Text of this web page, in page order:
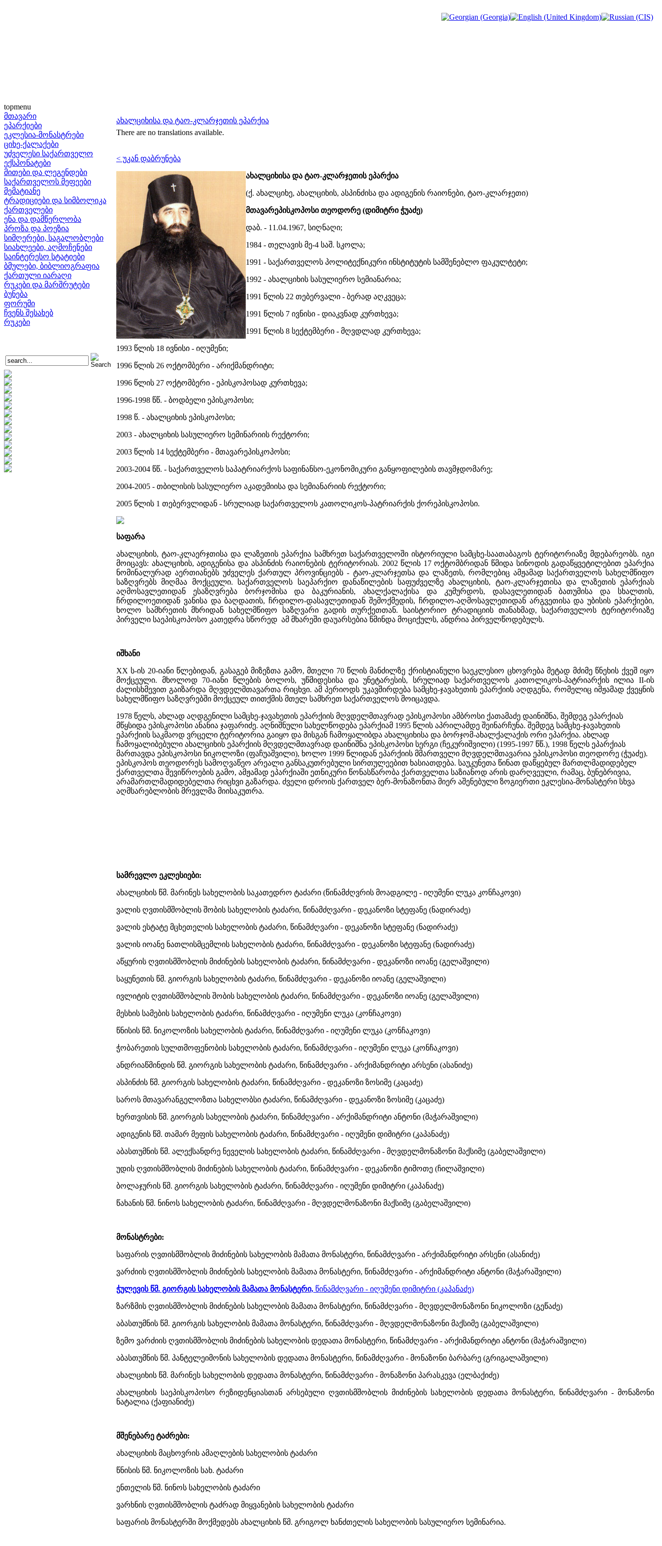
topmenu
მთავარი
ეპარქიები
ეკლესია-მონასტრები
ციხე-ქალაქები
უძველესი საქართველო
ექსპონატები
მითები და ლეგენდები
საქართველოს მეფეები
მემატიანე
ტრადიციები და სიმბოლიკა
ქართველები
ენა და დამწერლობა
პროზა და პოეზია
სიმღერები, საგალობლები
სიახლეები, აღმოჩენები
საინტერესო სტატიები
ბმულები, ბიბლიოგრაფია
ქართული იარაღი
რუკები და მარშრუტები
ბუნება
ფორუმი
ჩვენს შესახებ
რუკები
ახალციხისა და ტაო-კლარჯეთის ეპარქია
There are no translations available.
< უკან დაბრუნება
ახალციხისა და ტაო-კლარჯეთის ეპარქია
(ქ. ახალციხე, ახალციხის, ასპინძისა და ადიგენის რაიონები, ტაო-კლარჯეთი)
მთავარეპისკოპოსი თეოდორე (დიმიტრი ჭუაძე)
დაბ. - 11.04.1967, სიღნაღი;
1984 - თელავის მე-4 საშ. სკოლა;
1991 - საქართველოს პოლიტექნიკური ინსტიტუტის სამშენებლო ფაკულტეტი;
1992 - ახალციხის სასულიერო სემიანარია;
1991 წლის 22 თებერვალი - ბერად აღკვეცა;
1991 წლის 7 ივნისი - დიაკვნად კურთხევა;
1991 წლის 8 სექტემბერი - მღვდლად კურთხევა;
1993 წლის 18 ივნისი - იღუმენი;
1996 წლის 26 ოქტომბერი - არიქმანდრიტი;
1996 წლის 27 ოქტომბერი - ეპისკოპოსად კურთხევა;
1996-1998 წწ. - ბოდბელი ეპისკოპოსი;
1998 წ. - ახალციხის ეპისკოპოსი;
2003 - ახალციხის სასულიერო სემინარიის რექტორი;
2003 წლის 14 სექტემბერი - მთავარეპისკოპოსი;
2003-2004 წწ. - საქართველოს საპატრიარქოს საფინანსო-ეკონომიკური განყოფილების თავმჯდომარე;
2004-2005 - თბილისის სასულიერო აკადემიისა და სემიანარიის რექტორი;
2005 წლის 1 თებერვლიდან - სრულიად საქართველოს კათოლიკოს-პატრიარქის ქორეპისკოპოსი.
საფარა
ახალციხის, ტაო-კლაერჯთისა და ლაზეთის ეპარქია სამხრეთ საქართველოში ისტორიული სამცხე-საათაბაგოს ტერიტორიაზე მდებარეობს. იგი
მოიცავს: ახალციხის, ადიგენისა და ასპინძის რაიონების ტერიტორიას. 2002 წლის 17 ოქტომბრიდან წმიდა სინოდის გადაწყვეტილებით ეპარქია
ნომინალურად აერთიანებს უძველეს ქართულ პროვინციებს - ტაო-კლარჯეთსა და ლაზეთს, რომლებიც ამჟამად საქართველოს სახელმწიფო
საზღვრებს მიღმაა მოქცეული. საქართველოს საეპარქიო დანაწილების საფუძველზე ახალციხის, ტაო-კლარჯეთისა და ლაზეთის ეპარქიას
აღმოსავლეთიდან ესაზღვრება ბორჯომისა და ბაკურიანის, ახალქალაქისა და კუმურდოს, დასავლეთიდან ბათუმისა და სხალთის,
ჩრდილოეთიდან ვანისა და ბაღდათის, ჩრდილო-დასავლეთიდან შემოქმედის, ჩრდილო-აღმოსავლეთიდან არგვეთისა და უბისის ეპარქიები,
ხოლო სამხრეთის მხრიდან სახელმწიფო საზღვარი გადის თურქეთთან. საისტორიო ტრადიციის თანახმად, საქართველოს ტერიტორიაზე
პირველი საეპისკოპოსო კათედრა სწორედ ამ მხარეში დაუარსებია წმინდა მოციქულს, ანდრია პირველწოდებულს.
იშხანი
XX ს-ის 20-იანი წლებიდან, გასაგებ მიზეზთა გამო, მთელი 70 წლის მანძილზე ქრისტიანული საეკლესიო ცხოვრება მეტად მძიმე წნეხის ქვეშ იყო
მოქცეული. მხოლოდ 70-იანი წლების ბოლოს, უწმიდესისა და უნეტარესის, სრულიად საქართველოს კათოლიკოს-პატრიარქის ილია II-ის
ძალისხმევით გაიზარდა მღვდელმთავართა რიცხვი. ამ პერიოდს უკავშირდება სამცხე-ჯავახეთის ეპარქიის აღდგენა, რომელიც იმჟამად ქვეყნის
სახელმწიფო საზღვრებში მოქცეულ თითქმის მთელ სამხრეთ საქართველოს მოიცავდა.
1978 წელს, ახლად აღდგენილი სამცხე-ჯავახეთის ეპარქიის მღვდელმთავრად ეპისკოპოსი ამბროსი ქათამაძე დაინიშნა, შემდეგ ეპარქიას
მწყსიდა ეპისკოპოსი ანანია ჯაფარიძე. აღნიშნული სახელწოდება ეპარქიამ 1995 წლის აპრილამდე შეინარჩუნა. შემდეგ სამცხე-ჯავახეთის
ეპარქიის საკმაოდ ვრცელი ტერიტორია გაიყო და მისგან ჩამოყალიბდა ახალციხისა და ბორჯომ-ახალქალაქის ორი ეპარქია. ახლად
ჩამოყალიბებული ახალციხის ეპარქიის მღვდელმთავრად დაინიშნა ეპისკოპოსი სერგი (ჩეკურიშვილი) (1995-1997 წწ.), 1998 წელს ეპარქიას
მართავდა ეპისკოპოსი ნიკოლოზი (ფაჩუაშვილი), ხოლო 1999 წლიდან ეპარქიის მმართველი მღვდელმთავარია ეპისკოპოსი თეოდორე (ჭუაძე).
ეპისკოპოს თეოდორეს სამოღვაწეო არეალი განსაკუთრებული სირთულეებით ხასიათდება. საუკუნეთა წინათ დაწყებულ მართლმადიდებელ
ქართველთა შევიწროების გამო, ამჟამად ეპარქიაში ეთნიკური წონასწარობა ქართველთა საზიანოდ არის დარღვეული, რამაც, ბუნებრივია,
არამართლმადიდებელთა რიცხვი გაზარდა. ძველი დროის ქართველ ბერ-მონაზონთა მიერ აშენებული ზოგიერთი ეკლესია-მონასტერი სხვა
აღმსარებლობის მრევლმა მიისაკუთრა.
სამრევლო ეკლესიები:
ახალციხის წმ. მარინეს სახელობის საკათედრო ტაძარი (წინამძღვრის მოადგილე - იღუმენი ლუკა კონჩაკოვი)
ვალის ღვთისმშობლის შობის სახელობის ტაძარი, წინამძღვარი - დეკანოზი სტეფანე (ნადირაძე)
ვალის ესტატე მცხეთელის სახელობის ტაძარი, წინამძღვარი - დეკანოზი სტეფანე (ნადირაძე)
ვალის იოანე ნათლისმცემლის სახელობის ტაძარი, წინამძღვარი - დეკანოზი სტეფანე (ნადირაძე)
აწყურის ღვთისმშობლის მიძინების სახელობის ტაძარი, წინამძღვარი - დეკანოზი იოანე (გელაშვილი)
საყუნეთის წმ. გიორგის სახელობის ტაძარი, წინამძღვარი - დეკანოზი იოანე (გელაშვილი)
ივლიტის ღვთისმშობლის შობის სახელობის ტაძარი, წინამძღვარი - დეკანოზი იოანე (გელაშვილი)
მესხის სამების სახელობის ტაძარი, წინამძღვარი - იღუმენი ლუკა (კონჩაკოვი)
წნისის წმ. ნიკოლოზის სახელობის ტაძარი, წინამძღვარი - იღუმენი ლუკა (კონჩაკოვი)
ჭობარეთის სულთმოფენობის სახელობის ტაძარი, წინამძღვარი - იღუმენი ლუკა (კონჩაკოვი)
ანდრიაწმინდის წმ. გიორგის სახელობის ტაძარი, წინამძღვარი - არქიმანდრიტი არსენი (ასანიძე)
ასპინძის წმ. გიორგის სახელობის ტაძარი, წინამძღვარი - დეკანოზი ზოსიმე (კაცაძე)
საროს მთავარანგელოზთა სახელობსი ტაძარი, წინამძღვარი - დეკანოზი ზოსიმე (კაცაძე)
ხერთვისის წმ. გიორგის სახელობის ტაძარი, წინამძღვარი - არქიმანდრიტი ანტონი (მაჭარაშვილი)
ადიგენის წმ. თამარ მეფის სახელობის ტაძარი, წინამძღვარი - იღუმენი დიმიტრი (კაპანაძე)
აბასთუმნის წმ. ალექსანდრე ნეველის სახელობის ტაძარი, წინამძღვარი - მღვდელმონაზონი მაქსიმე (გაბელაშვილი)
უდის ღვთისმშობლის მიძინების სახელობის ტაძარი, წინამძღვარი - დეკანოზი ტიმოთე (ჩილაშვილი)
ბოლაჯურის წმ. გიორგის სახელობის ტაძარი, წინამძღვარი - იღუმენი დიმიტრი (კაპანაძე)
წახანის წმ. ნინოს სახელობის ტაძარი, წინამძღვარი - მღვდელმონაზონი მაქსიმე (გაბელაშვილი)
მონასტრები:
საფარის ღვთისმშობლის მიძინების სახელობის მამათა მონასტერი, წინამძღვარი - არქიმანდრიტი არსენი (ასანიძე)
ვარძიის ღვთისმშობლის მიძინების სახელობის მამათა მონასტერი, წინამძღვარი - არქიმანდრიტი ანტონი (მაჭარაშვილი)
ჭულევის წმ. გიორგის სახელობის მამათა მონასტერი, წინამძღვარი - იღუმენი დიმიტრი (კაპანაძე)
ზარზმის ღვთისმშობლის მიძინების სახელობის მამათა მონასტერი, წინამძღვარი - მღვდელმონაზონი ნიკოლოზი (გეწაძე)
აბასთუმნის წმ. გიორგის სახელობის მამათა მონასტერი, წინამძღვარი - მღვდელმონაზონი მაქსიმე (გაბელაშვილი)
ზემო ვარძიის ღვთისმშობლის მიძინების სახელობის დედათა მონასტერი, წინამძღვარი - არქიმანდრიტი ანტონი (მაჭარაშვილი)
აბასთუმნის წმ. პანტელეიმონის სახელობის დედათა მონასტერი, წინამძღვარი - მონაზონი ბარბარე (გრიგალაშვილი)
ახალციხის წმ. მარინეს სახელობის დედათა მონასტერი, წინამძღვარი - მონაზონი პარასკევა (ელბაქიძე)
ახალციხის საეპისკოპოსო რეზიდენციასთან არსებული ღვთისმშობლის მიძინების სახელობის დედათა მონასტერი, წინამძღვარი - მონაზონი
ნატალია (ქაფიანიძე)
მშენებარე ტაძრები:
ახალციხის მაცხოვრის ამაღლების სახელობის ტაძარი
წნისის წმ. ნიკოლოზის სახ. ტაძარი
ენთელის წმ. ნინოს სახელობის ტაძარი
ვარხნის ღვთისმშობლის ტაძრად მიყვანების სახელობის ტაძარი
საფარის მონასტერში მოქმედებს ახალციხის წმ. გრიგოლ ხანძთელის სახელობის სასულიერო სემინარია.